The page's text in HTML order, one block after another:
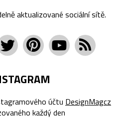
aktualizované sociální sítě.
účtu DesignMagcz
každý den